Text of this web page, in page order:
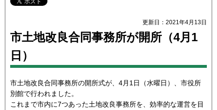
更新日：2021年4月13日
市土地改良合同事務所が開所（4月1
日）
市土地改良合同事務所の開所式が、4月1日（水曜日）、市役所
別館で行われました。
これまで市内に7つあった土地改良事務所を、効率的な運営を目